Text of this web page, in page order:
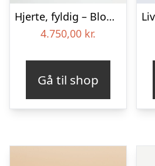
Hjerte, fyldig – Blomster til begravelse
4.750,00 kr.
Gå til shop